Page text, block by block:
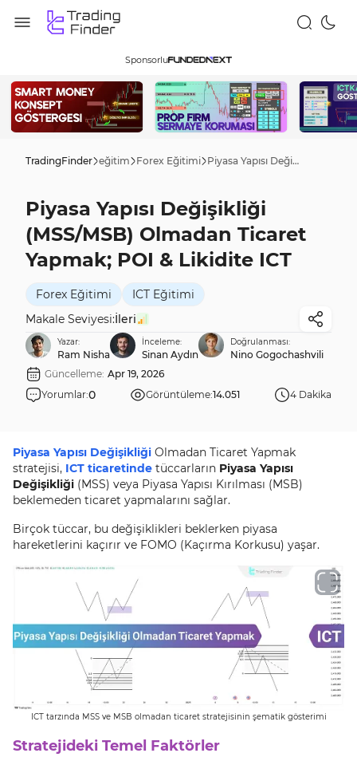
Sponsorlu
TradingFinder eğitim Forex Eğitimi Piyasa Yapısı Değişikliği (MSS/MSB) Olmadan Ticaret Yapmak; POI & Likidite ICT
Piyasa Yapısı Değişikliği
(MSS/MSB) Olmadan Ticaret
Yapmak; POI & Likidite ICT
Forex Eğitimi
ICT Eğitimi
Makale Seviyesi:İleri
Yazar:
Ram Nisha
İnceleme:
Sinan Aydın
Doğrulanması:
Nino Gogochashvili
Güncelleme: Apr 19, 2026
Yorumlar:0 Görüntüleme:14.051 4 Dakika
Piyasa Yapısı Değişikliği Olmadan Ticaret Yapmak
stratejisi, ICT ticaretinde tüccarların Piyasa Yapısı
Değişikliği (MSS) veya Piyasa Yapısı Kırılması (MSB)
beklemeden ticaret yapmalarını sağlar.
Birçok tüccar, bu değişiklikleri beklerken piyasa
hareketlerini kaçırır ve FOMO (Kaçırma Korkusu) yaşar.
ICT tarzında MSS ve MSB olmadan ticaret stratejisinin şematik gösterimi
Stratejideki Temel Faktörler